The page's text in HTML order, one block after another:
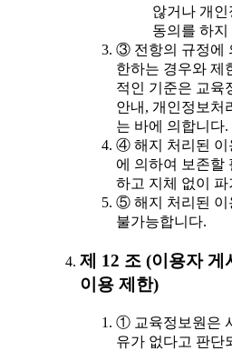
않거나 개인
동의를 하지
③ 전항의 규정에
한하는 경우와 제
적인 기준은 교육
안내, 개인정보처
는 바에 의합니다.
④ 해지 처리된 이
에 의하여 보존할
하고 지체 없이 파
⑤ 해지 처리된 이
불가능합니다.
제 12 조 (이용자
이용 제한)
① 교육정보원은
유가 없다고 판단